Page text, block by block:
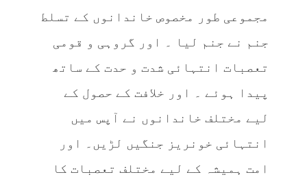
مجموعی طور مخصوص خاندانوں کے تسلط
جنم نے جنم لیا ۔ اور گروہی و قومی
تعصبات انتہائی شدت و حدت کے ساتھ
پیدا ہوئے ۔ اور خلافت کے حصول کے
لیے مختلف خاندانوں نے آپس میں
انتہائی خونریز جنگیں لڑیں۔ اور
امت ہمیشہ کے لیے مختلف تعصبات کا